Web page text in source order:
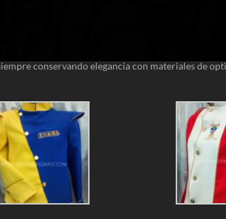
conservando elegancia con materiales de